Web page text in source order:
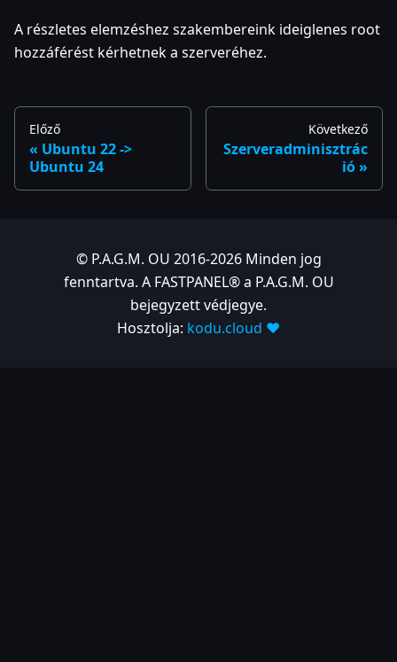
A részletes elemzéshez szakembereink ideiglenes root
hozzáférést kérhetnek a szerveréhez.
Előző
Ubuntu 22 ->
Ubuntu 24
Következő
Szerveradminisztrác
ió
© P.A.G.M. OU 2016-2026 Minden jog
fenntartva. A FASTPANEL® a P.A.G.M. OU
bejegyzett védjegye.
Hosztolja: kodu.cloud ❤️